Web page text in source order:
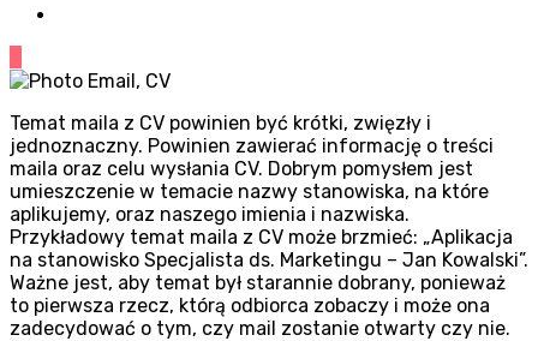
Temat maila z CV powinien być krótki, zwięzły i
jednoznaczny. Powinien zawierać informację o treści
maila oraz celu wysłania CV. Dobrym pomysłem jest
umieszczenie w temacie nazwy stanowiska, na które
aplikujemy, oraz naszego imienia i nazwiska.
Przykładowy temat maila z CV może brzmieć: „Aplikacja
na stanowisko Specjalista ds. Marketingu – Jan Kowalski”.
Ważne jest, aby temat był starannie dobrany, ponieważ
to pierwsza rzecz, którą odbiorca zobaczy i może ona
zadecydować o tym, czy mail zostanie otwarty czy nie.